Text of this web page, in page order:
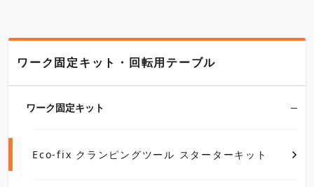
ワーク固定キット・回転用テーブル
ワーク固定キット
Eco-fix クランピングツール スターターキット